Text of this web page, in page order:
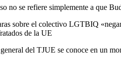
no se refiere simplemente a que
sobre el colectivo LGTBIQ
de la UE
del TJUE se conoce en un